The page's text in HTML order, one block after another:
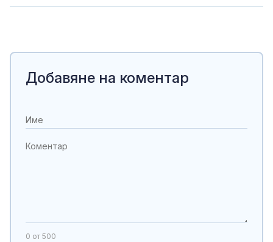
Добавяне на коментар
0 от 500